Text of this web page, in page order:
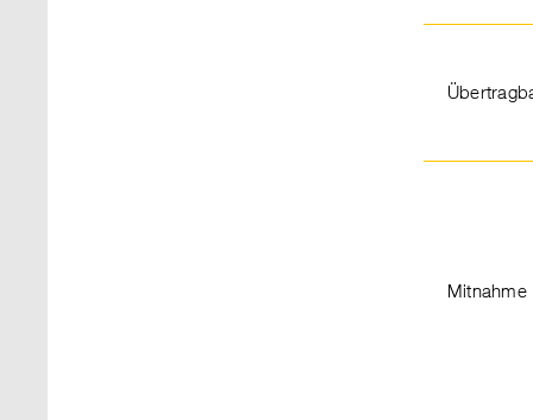
Mitnahme